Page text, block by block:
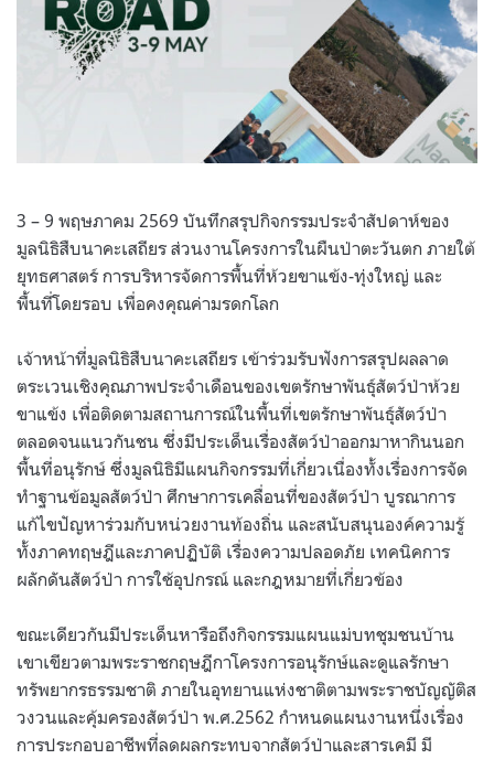
3 – 9 พฤษภาคม 2569 บันทึกสรุปกิจกรรมประจำสัปดาห์ของ
มูลนิธิสืบนาคะเสถียร ส่วนงานโครงการในผืนป่าตะวันตก ภายใต้
ยุทธศาสตร์ การบริหารจัดการพื้นที่ห้วยขาแข้ง-ทุ่งใหญ่ และ
พื้นที่โดยรอบ เพื่อคงคุณค่ามรดกโลก
เจ้าหน้าที่มูลนิธิสืบนาคะเสถียร เข้าร่วมรับฟังการสรุปผลลาด
ตระเวนเชิงคุณภาพประจำเดือนของเขตรักษาพันธุ์สัตว์ป่าห้วย
ขาแข้ง เพื่อติดตามสถานการณ์ในพื้นที่เขตรักษาพันธุ์สัตว์ป่า
ตลอดจนแนวกันชน ซึ่งมีประเด็นเรื่องสัตว์ป่าออกมาหากินนอก
พื้นที่อนุรักษ์ ซึ่งมูลนิธิมีแผนกิจกรรมที่เกี่ยวเนื่องทั้งเรื่องการจัด
ทำฐานข้อมูลสัตว์ป่า ศึกษาการเคลื่อนที่ของสัตว์ป่า บูรณาการ
แก้ไขปัญหาร่วมกับหน่วยงานท้องถิ่น และสนับสนุนองค์ความรู้
ทั้งภาคทฤษฎีและภาคปฏิบัติ เรื่องความปลอดภัย เทคนิคการ
ผลักดันสัตว์ป่า การใช้อุปกรณ์ และกฎหมายที่เกี่ยวข้อง
ขณะเดียวกันมีประเด็นหารือถึงกิจกรรมแผนแม่บทชุมชนบ้าน
เขาเขียวตามพระราชกฤษฎีกาโครงการอนุรักษ์และดูแลรักษา
ทรัพยากรธรรมชาติ ภายในอุทยานแห่งชาติตามพระราชบัญญัติส
วงวนและคุ้มครองสัตว์ป่า พ.ศ.2562 กำหนดแผนงานหนึ่งเรื่อง
การประกอบอาชีพที่ลดผลกระทบจากสัตว์ป่าและสารเคมี มี